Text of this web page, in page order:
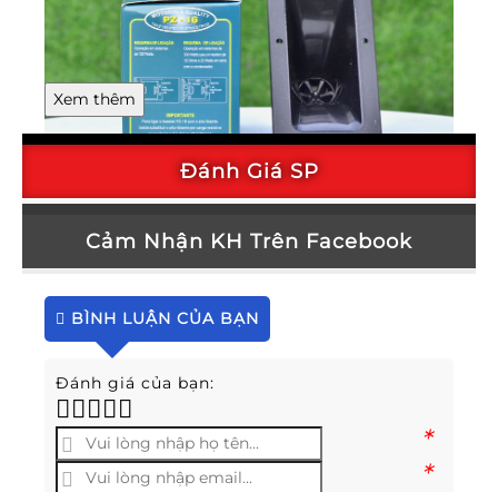
Xem thêm
Đánh Giá SP
Cảm Nhận KH Trên Facebook
BÌNH LUẬN CỦA BẠN
Đánh giá của bạn:
*
*